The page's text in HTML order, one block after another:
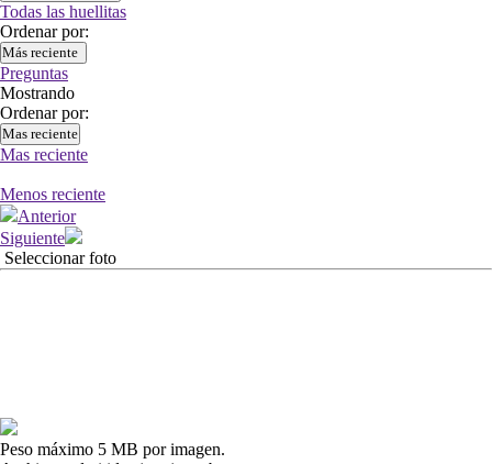
Todas las huellitas
Ordenar por:
Más reciente
Preguntas
Mostrando
Ordenar por:
Mas reciente
Mas reciente
Menos reciente
Anterior
Siguiente
Seleccionar foto
Peso máximo 5 MB por imagen.